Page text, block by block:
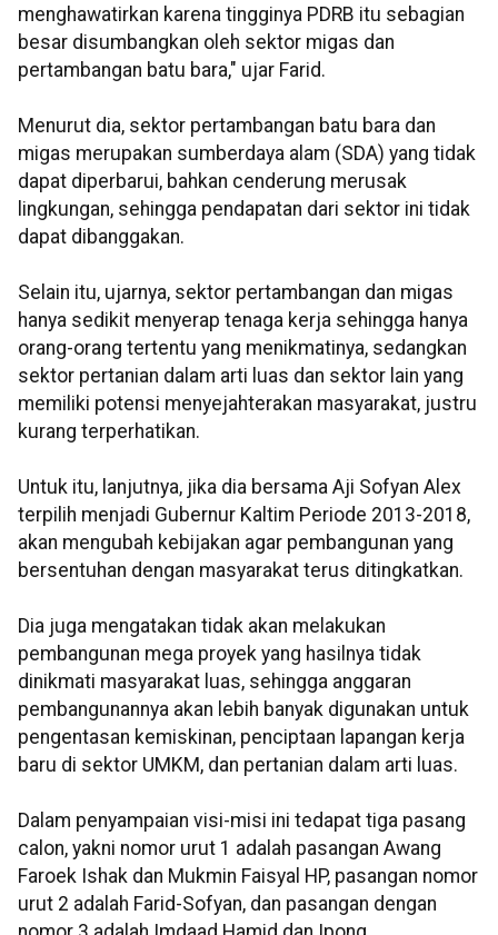
menghawatirkan karena tingginya PDRB itu sebagian
besar disumbangkan oleh sektor migas dan
pertambangan batu bara," ujar Farid.
Menurut dia, sektor pertambangan batu bara dan
migas merupakan sumberdaya alam (SDA) yang tidak
dapat diperbarui, bahkan cenderung merusak
lingkungan, sehingga pendapatan dari sektor ini tidak
dapat dibanggakan.
Selain itu, ujarnya, sektor pertambangan dan migas
hanya sedikit menyerap tenaga kerja sehingga hanya
orang-orang tertentu yang menikmatinya, sedangkan
sektor pertanian dalam arti luas dan sektor lain yang
memiliki potensi menyejahterakan masyarakat, justru
kurang terperhatikan.
Untuk itu, lanjutnya, jika dia bersama Aji Sofyan Alex
terpilih menjadi Gubernur Kaltim Periode 2013-2018,
akan mengubah kebijakan agar pembangunan yang
bersentuhan dengan masyarakat terus ditingkatkan.
Dia juga mengatakan tidak akan melakukan
pembangunan mega proyek yang hasilnya tidak
dinikmati masyarakat luas, sehingga anggaran
pembangunannya akan lebih banyak digunakan untuk
pengentasan kemiskinan, penciptaan lapangan kerja
baru di sektor UMKM, dan pertanian dalam arti luas.
Dalam penyampaian visi-misi ini tedapat tiga pasang
calon, yakni nomor urut 1 adalah pasangan Awang
Faroek Ishak dan Mukmin Faisyal HP, pasangan nomor
urut 2 adalah Farid-Sofyan, dan pasangan dengan